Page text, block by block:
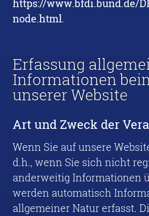
https://www.bfdi.bund.de/
node.html.
Erfassung
Informationen
unserer Website
Art und Zweck der
Wenn Sie auf unsere
d.h., wenn Sie sich nicht
anderweitig Informationen
werden automatisch
allgemeiner Natur erfasst.